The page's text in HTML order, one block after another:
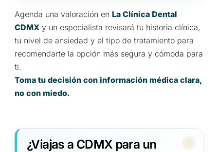
Agenda una valoración en La Clínica Dental
CDMX y un especialista revisará tu historia clínica,
tu nivel de ansiedad y el tipo de tratamiento para
recomendarte la opción más segura y cómoda para
ti.
Toma tu decisión con información médica clara,
no con miedo.
¿Viajas a CDMX para un